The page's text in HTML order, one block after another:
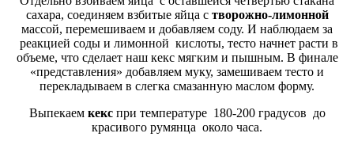
сахара, соединяем взбитые яйца с творожно-лимонной
массой, перемешиваем и добавляем соду. И наблюдаем за
реакцией соды и лимонной кислоты, тесто начнет расти в
объеме, что сделает наш кекс мягким и пышным. В финале
«представления» добавляем муку, замешиваем тесто и
перекладываем в слегка смазанную маслом форму.
Выпекаем кекспри температуре 180-200 градусов до
красивого румянца около часа.